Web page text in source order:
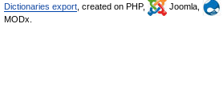
Dictionaries export , created on PHP, Joomla,
MODx.